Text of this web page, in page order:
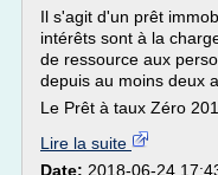
Il s'agit d'un prêt
intérêts sont à la
de ressource aux
depuis au moins deux
Le Prêt à taux Zéro
Lire la suite
Date: 2018-06-24